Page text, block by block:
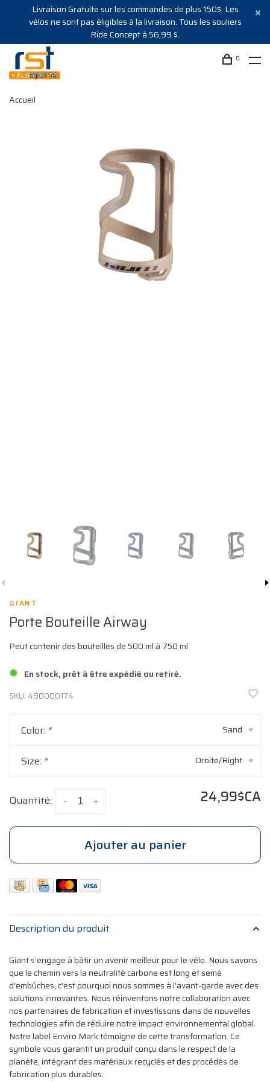
Livraison Gratuite sur les commandes de plus 150$. Les
vélos ne sont pas éligibles à la livraison. Tous les souliers
Ride Concept à 56,99 $.
0
Accueil
GIANT
Porte Bouteille Airway
Peut contenir des bouteilles de 500 ml à 750 ml
En stock, prêt à être expédié ou retiré.
SKU: 490000174
Color: * Sand ▾
Size: * Droite/Right ▾
Quantité: +
- 24,99$CA
Ajouter au panier
Description du produit
Giant s'engage à bâtir un avenir meilleur pour le vélo. Nous savons
que le chemin vers la neutralité carbone est long et semé
d'embûches, c'est pourquoi nous sommes à l'avant-garde avec des
solutions innovantes. Nous réinventons notre collaboration avec
nos partenaires de fabrication et investissons dans de nouvelles
technologies afin de réduire notre impact environnemental global.
Notre label Enviro Mark témoigne de cette transformation. Ce
symbole vous garantit un produit conçu dans le respect de la
planète, intégrant des matériaux recyclés et des procédés de
fabrication plus durables.